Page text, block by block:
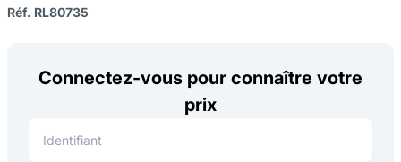
Réf. RL80735
Connectez-vous pour connaître votre
prix